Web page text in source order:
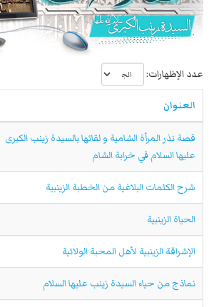
عدد الإظهارات:
العنوان
قصة نذر المرأة الشامية و لقائها بالسيدة زينب الكبرى
عليها السلام في خرابة الشام
شرح الكلمات البلاغية من الخطبة الزينبية
الحياة الزينبية
الإشراقة الزینبیة لأهل المحبة الولائیة
نماذج من حياء السيدة زينب عليها السلام